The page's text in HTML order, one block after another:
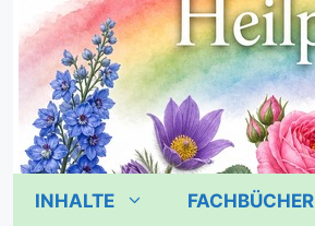
INHALTE FACHBÜCHER